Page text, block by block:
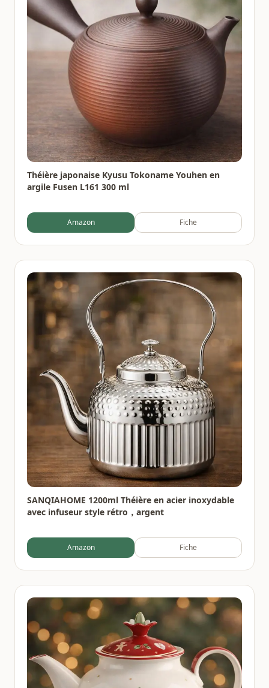
Théière japonaise Kyusu Tokoname Youhen en
argile Fusen L161 300 ml
Amazon Fiche
SANQIAHOME 1200ml Théière en acier inoxydable
avec infuseur style rétro，argent
Amazon Fiche